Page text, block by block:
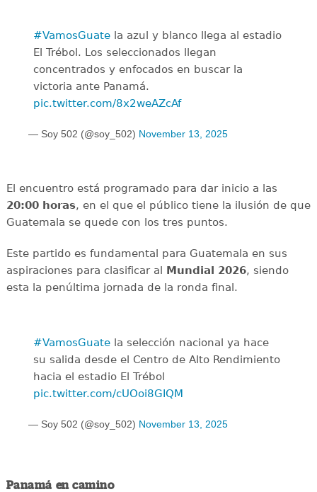
#VamosGuate la azul y blanco llega al estadio
El Trébol. Los seleccionados llegan
concentrados y enfocados en buscar la
victoria ante Panamá.
pic.twitter.com/8x2weAZcAf
— Soy 502 (@soy_502) November 13, 2025
El encuentro está programado para dar inicio a las
20:00 horas, en el que el público tiene la ilusión de que
Guatemala se quede con los tres puntos.
Este partido es fundamental para Guatemala en sus
aspiraciones para clasificar al Mundial 2026, siendo
esta la penúltima jornada de la ronda final.
#VamosGuate la selección nacional ya hace
su salida desde el Centro de Alto Rendimiento
hacia el estadio El Trébol
pic.twitter.com/cUOoi8GIQM
— Soy 502 (@soy_502) November 13, 2025
Panamá en camino